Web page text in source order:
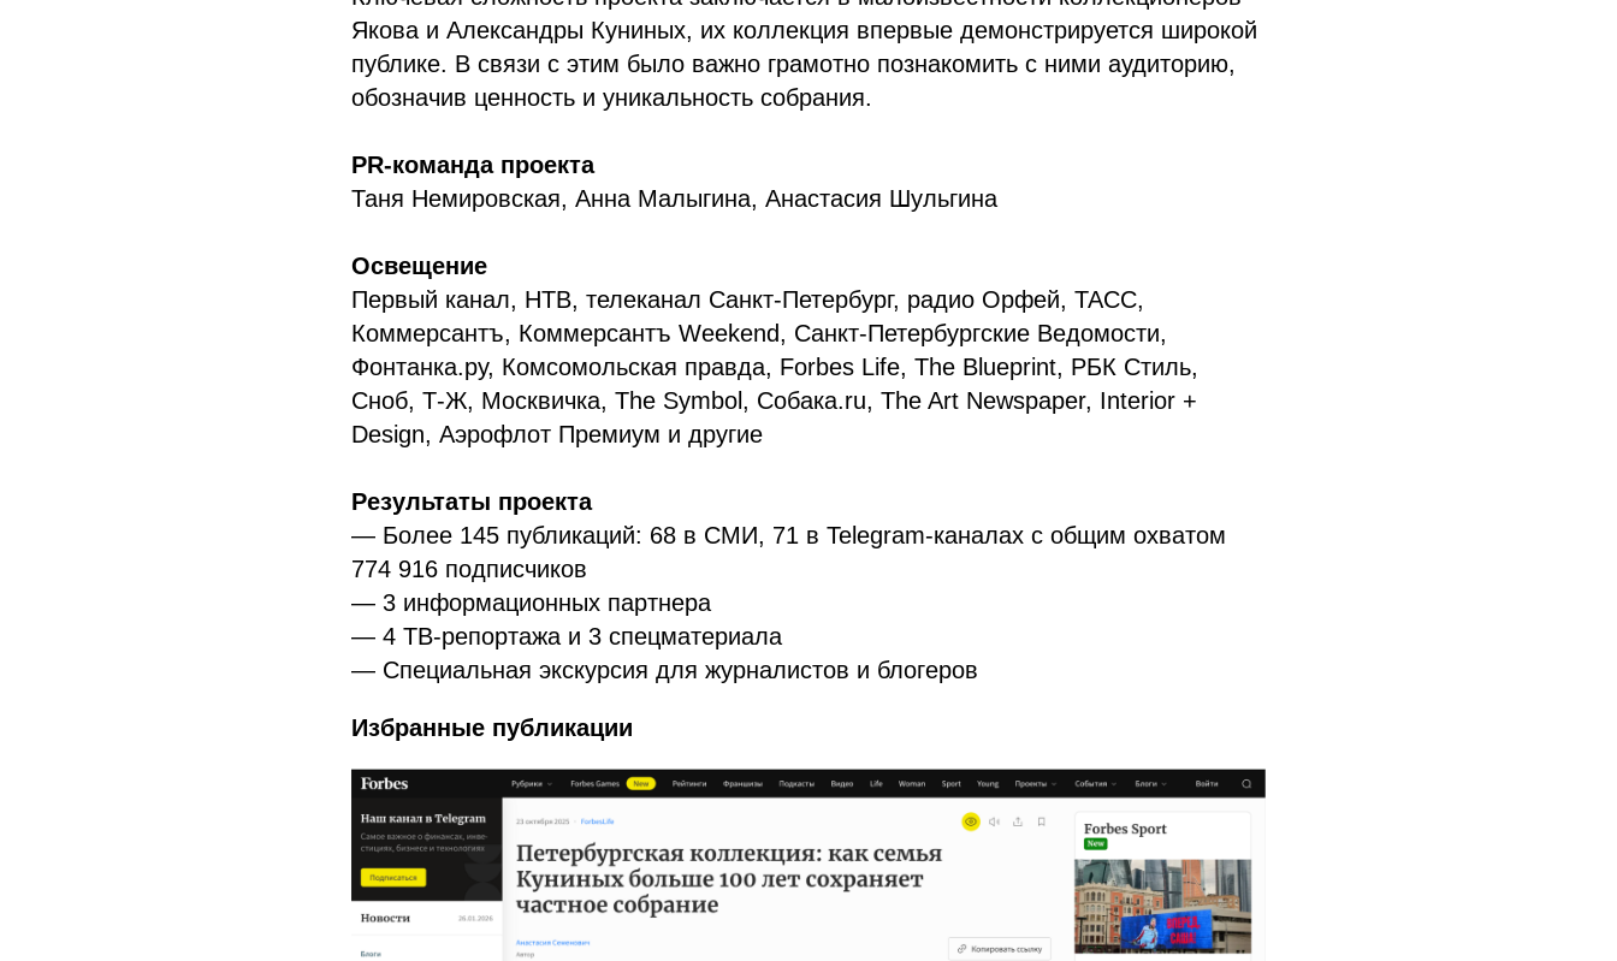
Якова и Александры Куниных, их коллекция впервые демонстрируется широкой
публике. В связи с этим было важно грамотно познакомить с ними аудиторию,
обозначив ценность и уникальность собрания.
PR-команда проекта
Таня Немировская, Анна Малыгина, Анастасия Шульгина
Освещение
Первый канал, НТВ, телеканал Санкт-Петербург, радио Орфей, ТАСС,
Коммерсантъ, Коммерсантъ Weekend, Санкт-Петербургские Ведомости,
Фонтанка.ру, Комсомольская правда, Forbes Life, The Blueprint, РБК Стиль,
Сноб, Т-Ж, Москвичка, The Symbol, Собака.ru, The Art Newspaper, Interior +
Design, Аэрофлот Премиум и другие
Результаты проекта
— Более 145 публикаций: 68 в СМИ, 71 в Telegram-каналах с общим охватом
774 916 подписчиков
— 3 информационных партнера
— 4 ТВ-репортажа и 3 спецматериала
— Специальная экскурсия для журналистов и блогеров
Избранные публикации